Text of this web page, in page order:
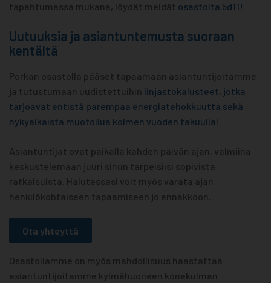
tapahtumassa mukana, löydät meidät osastolta 5d11!
Uutuuksia ja asiantuntemusta suoraan
kentältä
Porkan osastolla pääset tapaamaan asiantuntijoitamme
ja tutustumaan uudistettuihin linjastokalusteet, jotka
tarjoavat entistä parempaa energiatehokkuutta sekä
nykyaikaista muotoilua kolmen vuoden takuulla!
Asiantuntijat ovat paikalla kahden päivän ajan, valmiina
keskustelemaan juuri sinun tarpeisiisi sopivista
ratkaisuista. Halutessasi voit myös varata ajan
henkilökohtaiseen tapaamiseen jo ennakkoon.
Ota yhteyttä
Osastollamme on myös mahdollisuus haastattaa
asiantuntijoitamme kylmähuoneen konekulman